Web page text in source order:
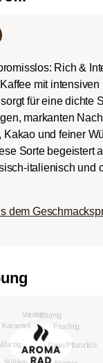
Rich &
mit intensiven
für eine dichte
markanten
und feiner
Sorte begeistert
italienisch und
dem